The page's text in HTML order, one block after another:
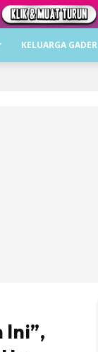
KELUARGA GADER